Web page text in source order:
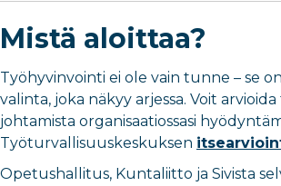
Mistä aloittaa?
Työhyvinvointi ei ole vain tunne – se
valinta, joka näkyy arjessa. Voit
johtamista organisaatiossasi
Työturvallisuuskeskuksen
Opetushallitus, Kuntaliitto ja Sivista